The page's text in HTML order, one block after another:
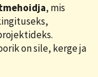
, mis
on sile, kerge ja